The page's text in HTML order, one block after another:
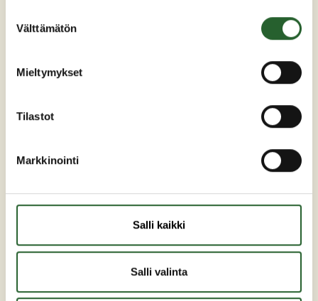
valinta
Välttämätön
Mieltymykset
Tilastot
Markkinointi
Salli kaikki
Salli valinta
PUOLANKA
Asuminen ja ympäristö